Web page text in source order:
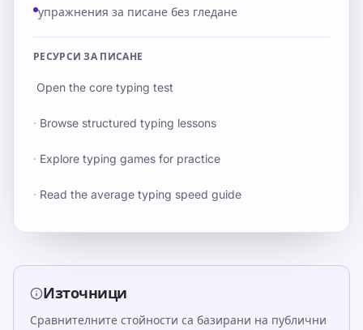
упражнения за писане без гледане
РЕСУРСИ ЗА ПИСАНЕ
Open the core typing test
· Browse structured typing lessons
· Explore typing games for practice
· Read the average typing speed guide
Източници
Сравнителните стойности са базирани на публични